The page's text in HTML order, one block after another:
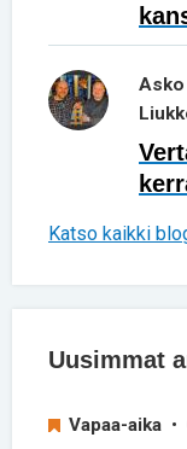
Asko
Katso kaikki
Uusimmat
Vapaa-aika •